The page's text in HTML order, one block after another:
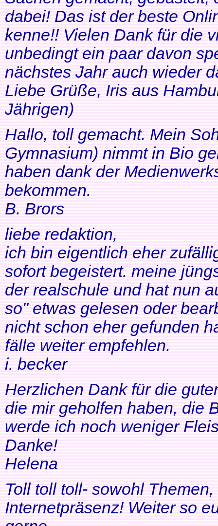
dabei! Das ist der beste
kenne!! Vielen Dank für die
unbedingt ein paar davon
nächstes Jahr auch wieder
Liebe Grüße, Iris aus
Jährigen)
Hallo, toll gemacht. Mein
Gymnasium) nimmt in Bio
haben dank der
bekommen.
B. Brors
liebe redaktion,
ich bin eigentlich eher
sofort begeistert. meine
der realschule und hat nun
so" etwas gelesen oder
nicht schon eher gefunden
fälle weiter empfehlen.
i. becker
Herzlichen Dank für die
die mir geholfen haben, die
werde ich noch weniger
Danke!
Helena
Toll toll toll- sowohl
Internetpräsenz! Weiter so